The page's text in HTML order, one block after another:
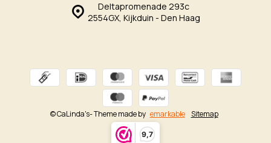
9,7
Deltapromenade 293c
2554GX, Kijkduin - Den Haag
© CaLinda's- Theme made by emarkable Sitemap